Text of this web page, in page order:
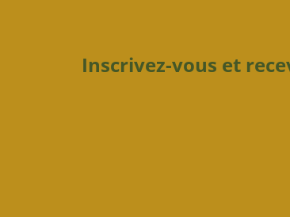
Inscrivez-vous et